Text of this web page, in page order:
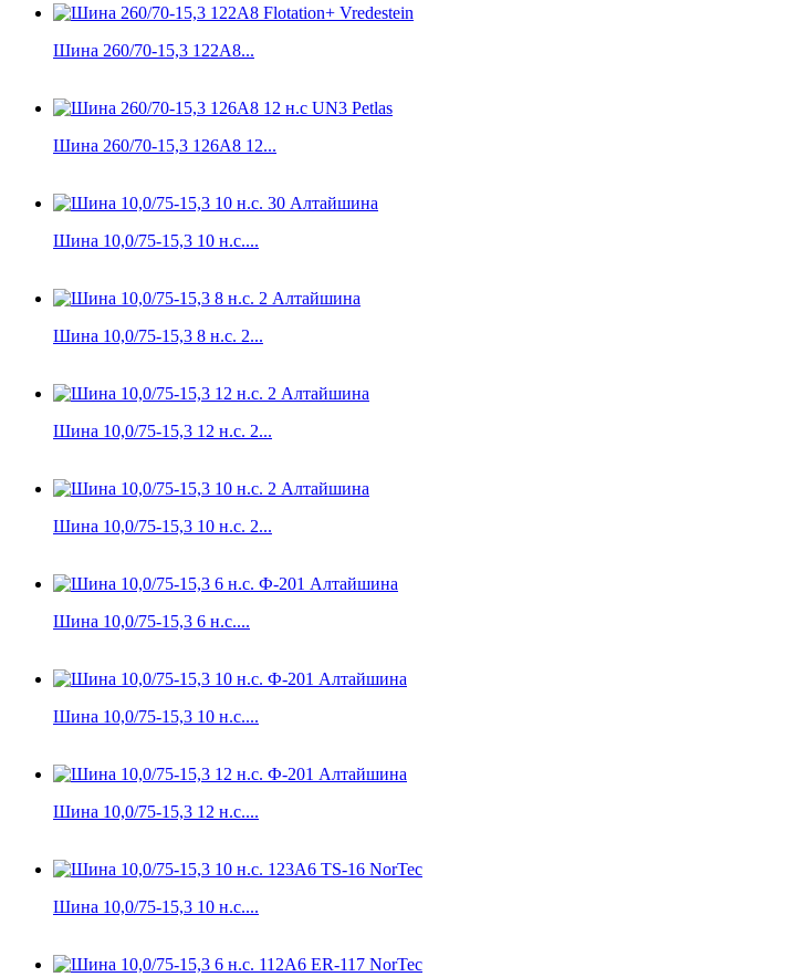
Шина 260/70-15,3 122A8...
Шина 260/70-15,3 126A8 12...
Шина 10,0/75-15,3 10 н.с....
Шина 10,0/75-15,3 8 н.с. 2...
Шина 10,0/75-15,3 12 н.с. 2...
Шина 10,0/75-15,3 10 н.с. 2...
Шина 10,0/75-15,3 6 н.с....
Шина 10,0/75-15,3 10 н.с....
Шина 10,0/75-15,3 12 н.с....
Шина 10,0/75-15,3 10 н.с....